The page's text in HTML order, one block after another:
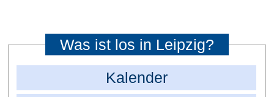
Was ist los in Leipzig?
Kalender